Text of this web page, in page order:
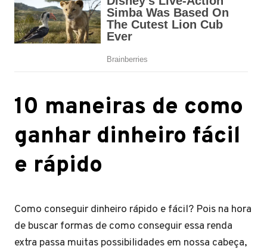
10 maneiras de como
ganhar dinheiro fácil
e rápido
Como conseguir dinheiro rápido e fácil? Pois na hora
de buscar formas de como conseguir essa renda
extra passa muitas possibilidades em nossa cabeça,